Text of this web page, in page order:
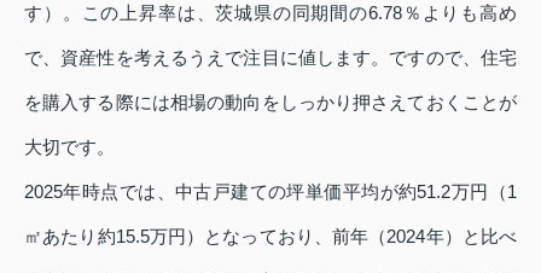
す）。この上昇率は、茨城県の同期間の6.78％よりも高め
で、資産性を考えるうえで注目に値します。ですので、住宅
を購入する際には相場の動向をしっかり押さえておくことが
大切です。
2025年時点では、中古戸建ての坪単価平均が約51.2万円（1
㎡あたり約15.5万円）となっており、前年（2024年）と比べ